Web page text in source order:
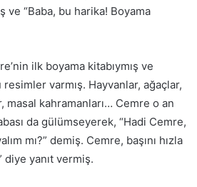
ve “Baba, bu harika! Boyama
ilk boyama kitabıymış ve
varmış. Hayvanlar, ağaçlar,
masal kahramanları… Cemre o an
da gülümseyerek, “Hadi Cemre,
mı?” demiş. Cemre, başını hızla
diye yanıt vermiş.